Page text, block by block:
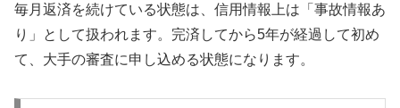
毎月返済を続けている状態は、信用情報上は「事故情報あ
り」として扱われます。完済してから5年が経過して初め
て、大手の審査に申し込める状態になります。